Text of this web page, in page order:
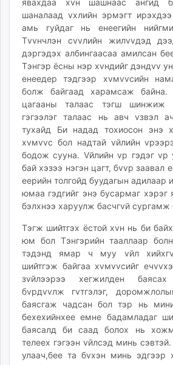
явахдаа хvн шашнаас ангид
шаналаад vхлийн эрмэгт
амь гуйдаг нь енеегийн
Тvvнчлэн сvvлийн жилvvдэд
дэргэдэх албингаасаа амилсан
Тэнгэр ёсны нэр хvндийг дэндvv
енеедер тэдгээр хvмvvсийн
болж байгаад харамсаж байна.
цагааны талаас тэгш шинжиж
гэгээлэг талаас нь авч vзвэл
тухайд Би надад тохиосон энэ
хvмvvс бол надтай vйлийн
бодож сууна. Vйлийн vр гэдэг
бай хэзээ нэгэн цагт, бvvр заавал
еерийн толгойд буудагын адилаар
юмаа гэдгийг энэ бусармаг хэрэг
бэлхнээ харуулж басчгvй сургамж
Тэгж шийтгэх ёстой хvн нь би
юм бол Тэнгэрийн тааллаар
тэдэнд ямар ч муу vйл
шийтгэж байгаа хvмvvсийг
зvйлээрээ хегжилден
бvрдvvлж гvтгэлэг,
баясгаж чадсан бол тэр нь
бехехийнхее емне бадамладаг
баясалд би саад болох нь
телеех гэгээн vйлсэд минь
улаач,бее та бvхэн минь эдгээр